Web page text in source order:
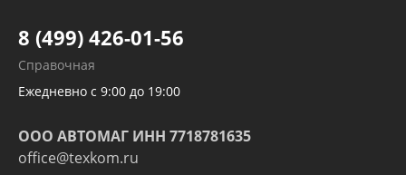
Развертка пайка медных стальных
алюминиевых трубок и штуцеров
8 (499) 426-01-56
Справочная
Ежедневно с 9:00 до 19:00
ООО АВТОМАГ ИНН 7718781635
office@texkom.ru